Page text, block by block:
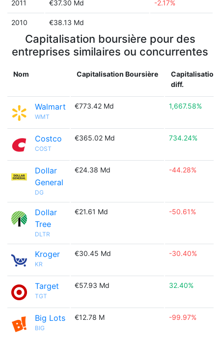
2011 €37.30 Md -2.17%
2010 €38.13 Md
Capitalisation boursière pour des
entreprises similaires ou concurrentes
Nom Capitalisation Boursière
Capitalisation
diff.
Walmart
WMT
€773.42 Md 1,667.58%
Costco
COST
€365.02 Md 734.24%
Dollar
General
DG
€24.38 Md -44.28%
Dollar
Tree
DLTR
€21.61 Md -50.61%
Kroger
KR
€30.45 Md -30.40%
Target
TGT
€57.93 Md 32.40%
Big Lots
BIG
€12.78 M -99.97%